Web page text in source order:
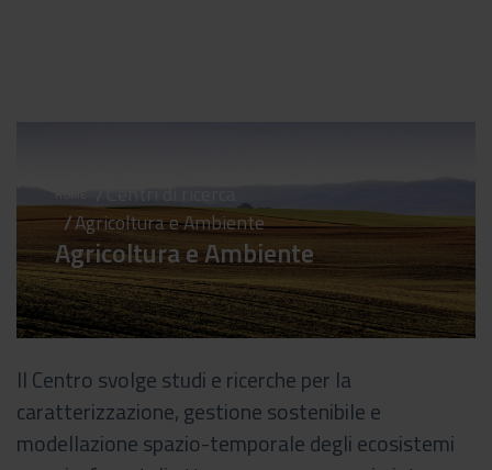
Agricoltura e Ambiente
Agricoltura e Ambiente
Il Centro svolge studi e ricerche per la
caratterizzazione, gestione sostenibile e
modellazione spazio-temporale degli ecosistemi